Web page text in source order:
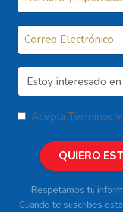
Acepta Términos
QUIERO
Respetamos tu
Cuando te suscribes